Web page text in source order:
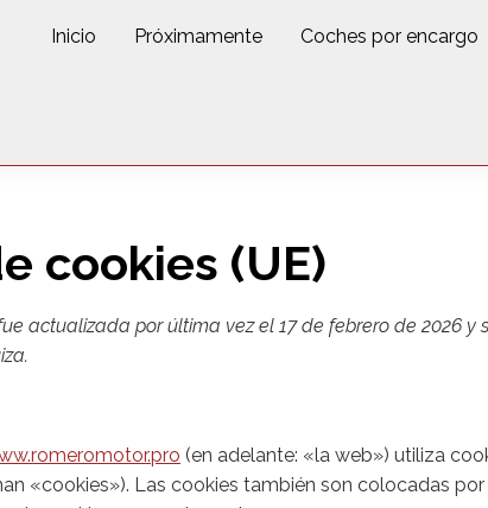
Inicio Próximamente Coches por encargo
cookies (UE)
actualizada por última vez el 17 de febrero de 2026
(en adelante: «la web») utiliza
«cookies»). Las cookies también son colocadas